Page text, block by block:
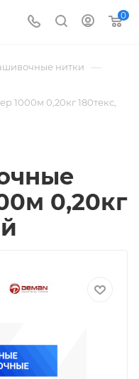
0
нитки —
1000м 0,20кг 180текс,
0,20кг